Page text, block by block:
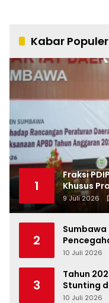
Kabar Populer
1
Fraksi
Khusus
9 Juli 2026
2
Sumbawa
Stunting
10 Juli 2026
3
Tahun
Stunting
10 Juli 2026